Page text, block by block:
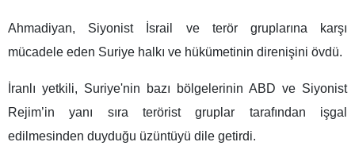
Ahmadiyan, Siyonist İsrail ve terör gruplarına karşı
mücadele eden Suriye halkı ve hükümetinin direnişini övdü.
İranlı yetkili, Suriye'nin bazı bölgelerinin ABD ve Siyonist
Rejim’in yanı sıra terörist gruplar tarafından işgal
edilmesinden duyduğu üzüntüyü dile getirdi.